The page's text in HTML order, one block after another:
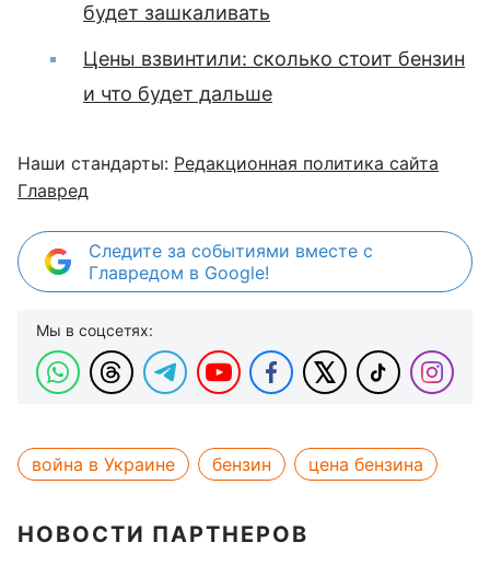
будет зашкаливать
Цены взвинтили: сколько стоит бензин
и что будет дальше
Наши стандарты: Редакционная политика сайта
Главред
Следите за событиями вместе с
Главредом в Google!
Мы в соцсетях:
война в Украине бензин цена бензина
НОВОСТИ ПАРТНЕРОВ